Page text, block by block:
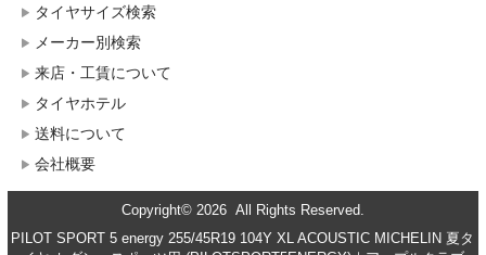
タイヤサイズ検索
メーカー別検索
来店・工賃について
タイヤホテル
送料について
会社概要
Copyright© 2026 All Rights Reserved.
PILOT SPORT 5 energy 255/45R19 104Y XL ACOUSTIC MICHELIN 夏タ